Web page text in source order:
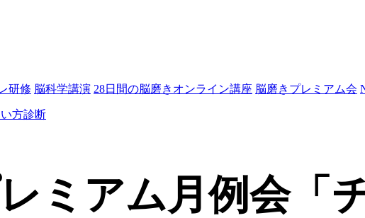
研修 脳科学講演 28日間の脳磨きオンライン講座 脳磨きプレミアム会
方診断
ミアム月例会「